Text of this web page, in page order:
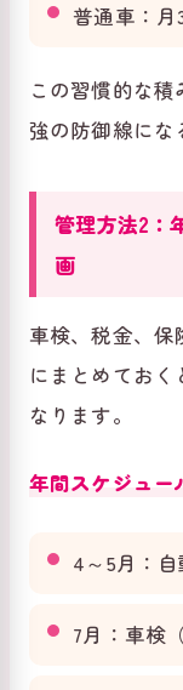
普通車：月
この習慣的な
強の防御線にな
管理方法2：
画
車検、税金、
にまとめておく
なります。
年間スケジュー
4～5月：
7月：車検